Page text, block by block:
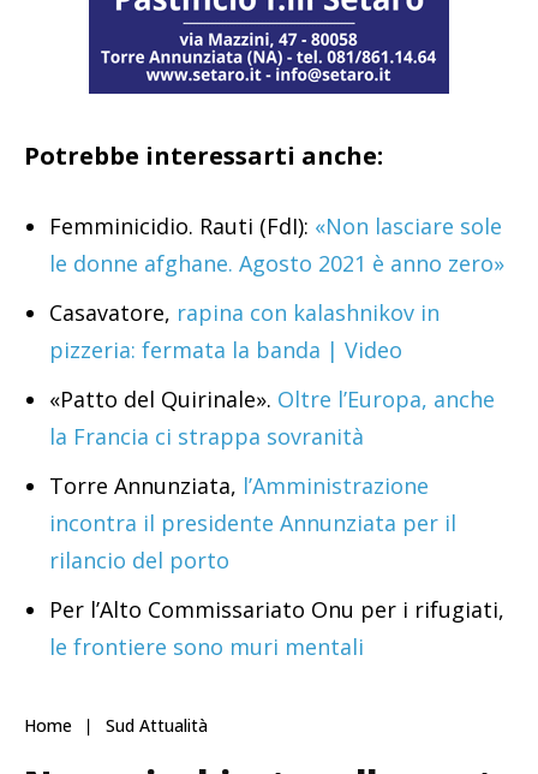
Potrebbe interessarti anche:
Femminicidio. Rauti (FdI): «Non lasciare sole
le donne afghane. Agosto 2021 è anno zero»
Casavatore, rapina con kalashnikov in
pizzeria: fermata la banda | Video
«Patto del Quirinale». Oltre l’Europa, anche
la Francia ci strappa sovranità
Torre Annunziata, l’Amministrazione
incontra il presidente Annunziata per il
rilancio del porto
Per l’Alto Commissariato Onu per i rifugiati,
le frontiere sono muri mentali
Home Sud Attualità